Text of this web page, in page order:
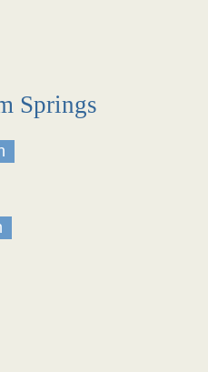
Springs